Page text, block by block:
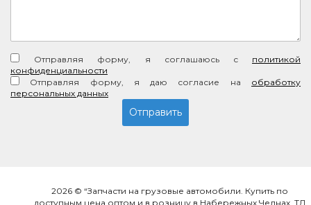
Отправляя форму, я соглашаюсь c политикой
конфиденциальности
Отправляя форму, я даю согласие на обработку
персональных данных
2026 © “Запчасти на грузовые автомобили. Купить по
доступным цена оптом и в розницу в Набережных Челнах. ТД